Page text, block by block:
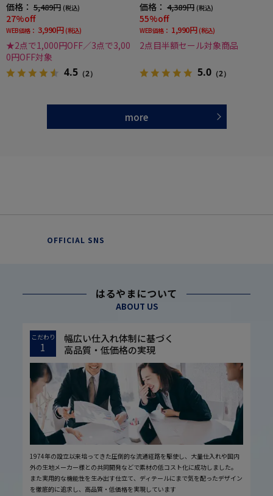
価格： 5,489円 (税込)
27%off
WEB価格： 3,990円 (税込)
★2点で1,000円OFF／3点で3,00
0円OFF対象
4.5 （2）
価格： 4,389円 (税込)
55%off
WEB価格： 1,990円 (税込)
2点目半額セール対象商品
5.0 （2）
more
OFFICIAL SNS
はるやまについて
ABOUT US
こだわり
1
幅広い仕入れ体制に基づく
高品質・低価格の実現
1974年の設立以来培ってきた圧倒的な流通経路を駆使し、大量仕入れや国内
外の生地メーカー様との共同開発などで素材の低コスト化に成功しました。
また実用的な機能性を生み出す仕立て、ディテールにまで気を配ったデザイン
を徹底的に追求し、高品質・低価格を実現しています